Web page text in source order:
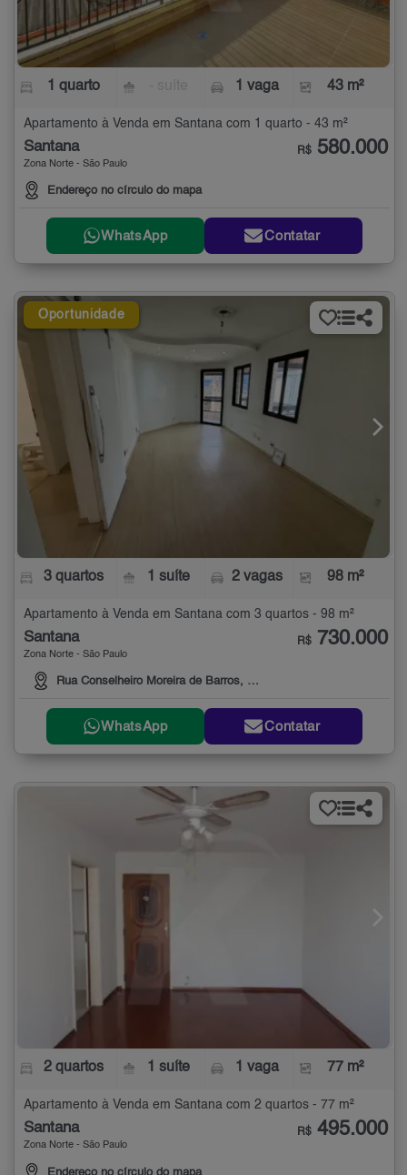
1 quarto 1 vaga 43 m²
Apartamento à Venda em Santana com 1 quarto - 43 m²
Santana
Zona Norte - São Paulo
Endereço no círculo do mapa
R$ 580.000
WhatsApp Contatar
Oportunidade
3 quartos 1 suíte 2 vagas 98 m²
Apartamento à Venda em Santana com 3 quartos - 98 m²
Santana
Zona Norte - São Paulo
Rua Conselheiro Moreira de Barros, 659
R$ 730.000
WhatsApp Contatar
2 quartos 1 suíte 1 vaga 77 m²
Apartamento à Venda em Santana com 2 quartos - 77 m²
Santana
Zona Norte - São Paulo
Endereço no círculo do mapa
R$ 495.000